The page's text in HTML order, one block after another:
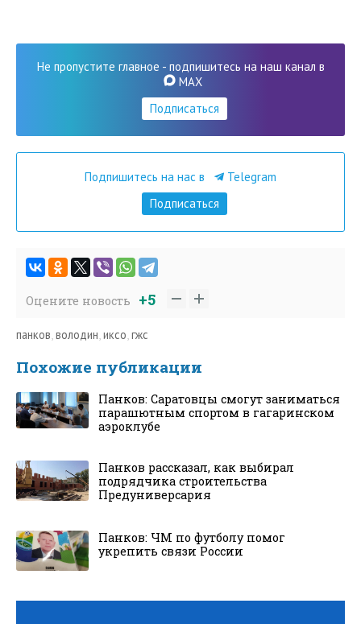
Не пропустите главное - подпишитесь на наш канал в
MAX
Подписаться
Подпишитесь на нас в
Telegram
Подписаться
Оцените новость +5
панков володин иксо гжс
Похожие публикации
Панков: Саратовцы смогут заниматься
парашютным спортом в гагаринском
аэроклубе
Панков рассказал, как выбирал
подрядчика строительства
Предуниверсария
Панков: ЧМ по футболу помог
укрепить связи России